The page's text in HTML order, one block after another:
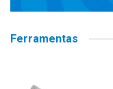
Ferramentas